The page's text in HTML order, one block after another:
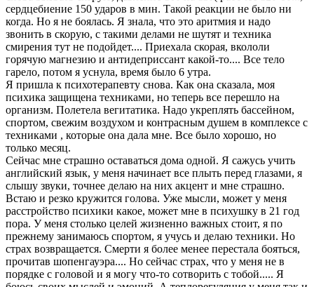
сердцебиение 150 ударов в мин. Такой реакции не было ни
когда. Но я не боялась. Я знала, что это аритмия и надо
звонить в скорую, с такими делами не шутят и техника
смирения тут не подойдет.... Приехала cкорая, вкололи
горячую магнезию и антидеприссант какой-то.... Все тело
гарело, потом я уснула, время было 6 утра.
Я пришла к психотерапевту снова. Как она сказала, моя
психика защищена техниками, но теперь все перешло на
организм. Полетела вегитатика. Надо укреплять бассейном,
спортом, свежим воздухом и контрасным душем в комплексе с
техниками , которые она дала мне. Все было хорошо, но
только месяц.
Сейчас мне страшно оставаться дома одной. Я сажусь учить
английский язык, у меня начинает все плыть перед глазами, я
слышу звуки, точнее делаю на них акцент и мне страшно.
Встаю и резко кружится голова. Уже мысли, может у меня
расстройство психики какое, может мне в психушку в 21 год
пора. У меня столько целей жизненно важных стоит, я по
прежнему занимаюсь спортом, я учусь и делаю техники. Но
страх возвращается. Смерти я более менее перестала бояться,
прочитав шопенгауэра.... Но сейчас страх, что у меня не в
порядке с головой и я могу что-то сотворить с тобой..... Я